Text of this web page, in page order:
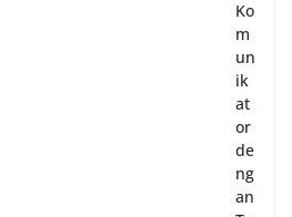
Ko
m
un
ik
at
or
de
ng
an